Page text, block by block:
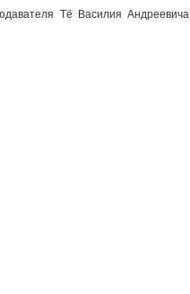
Тё Василия